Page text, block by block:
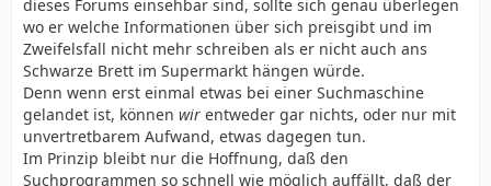
dieses Forums einsehbar sind, sollte sich genau überlegen
wo er welche Informationen über sich preisgibt und im
Zweifelsfall nicht mehr schreiben als er nicht auch ans
Schwarze Brett im Supermarkt hängen würde.
Denn wenn erst einmal etwas bei einer Suchmaschine
gelandet ist, können wir entweder gar nichts, oder nur mit
unvertretbarem Aufwand, etwas dagegen tun.
Im Prinzip bleibt nur die Hoffnung, daß den
Suchprogrammen so schnell wie möglich auffällt, daß der